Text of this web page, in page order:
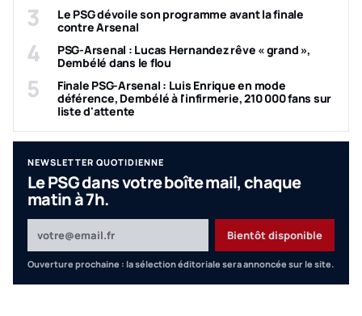
3
Le PSG dévoile son programme avant la finale
contre Arsenal
4
PSG-Arsenal : Lucas Hernandez rêve « grand »,
Dembélé dans le flou
5
Finale PSG-Arsenal : Luis Enrique en mode
déférence, Dembélé à l'infirmerie, 210 000 fans sur
liste d'attente
NEWSLETTER QUOTIDIENNE
Le PSG dans votre boîte mail, chaque
matin à 7h.
Votre adresse email Bientôt disponible
Ouverture prochaine : la sélection éditoriale sera annoncée sur le site.